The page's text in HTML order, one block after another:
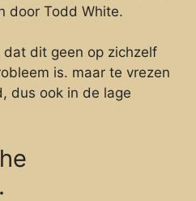
door Todd White.
dit geen op zichzelf
is. maar te vrezen
dus ook in de lage